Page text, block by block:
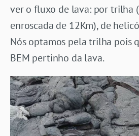
ver o fluxo de lava: por trilha
enroscada de 12Km), de
Nós optamos pela trilha pois
BEM pertinho da lava.